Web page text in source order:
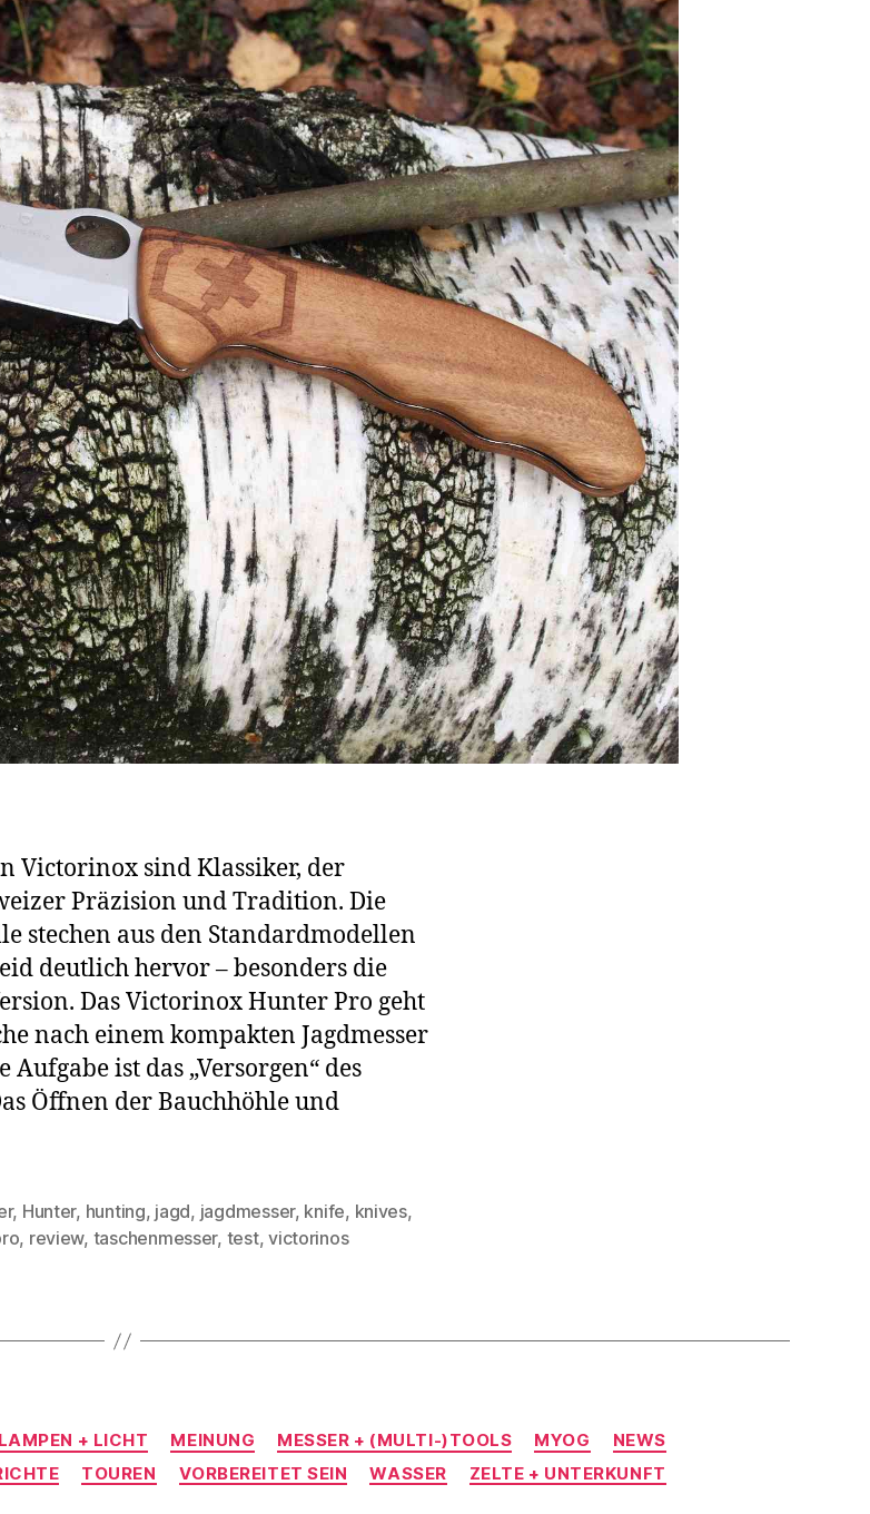
Victorinox sind Klassiker, der
Präzision und Tradition. Die
stechen aus den Standardmodellen
deutlich hervor – besonders die
Das Victorinox Hunter Pro geht
nach einem kompakten Jagdmesser
ist das „Versorgen“ des
Öffnen der Bauchhöhle und
, Hunter, hunting, jagd, jagdmesser, knife, knives,
, review, taschenmesser, test,victorinos
Kategorien
LAMPEN + LICHT MEINUNG MESSER + (MULTI-)TOOLS MYOG
NEWS
TOUREN VORBEREITET SEIN WASSER ZELTE + UNTERKUNFT